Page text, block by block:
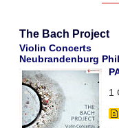
The Bach Project
Violin Concerts
Neubrandenburg
1